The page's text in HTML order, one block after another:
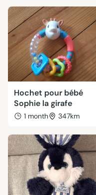
Hochet pour bébé
Sophie la girafe
1 month 347km